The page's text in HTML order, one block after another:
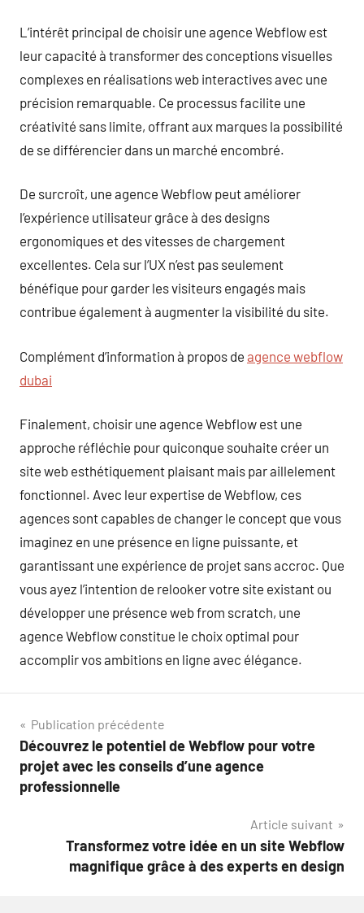
L’intérêt principal de choisir une agence Webflow est
leur capacité à transformer des conceptions visuelles
complexes en réalisations web interactives avec une
précision remarquable. Ce processus facilite une
créativité sans limite, offrant aux marques la possibilité
de se différencier dans un marché encombré.
De surcroît, une agence Webflow peut améliorer
l’expérience utilisateur grâce à des designs
ergonomiques et des vitesses de chargement
excellentes. Cela sur l’UX n’est pas seulement
bénéfique pour garder les visiteurs engagés mais
contribue également à augmenter la visibilité du site.
Complément d’information à propos de agence webflow
dubai
Finalement, choisir une agence Webflow est une
approche réfléchie pour quiconque souhaite créer un
site web esthétiquement plaisant mais par aillelement
fonctionnel. Avec leur expertise de Webflow, ces
agences sont capables de changer le concept que vous
imaginez en une présence en ligne puissante, et
garantissant une expérience de projet sans accroc. Que
vous ayez l’intention de relooker votre site existant ou
développer une présence web from scratch, une
agence Webflow constitue le choix optimal pour
accomplir vos ambitions en ligne avec élégance.
Navigation
de
l’article
Publication précédente
Découvrez le potentiel de Webflow pour votre
projet avec les conseils d’une agence
professionnelle
Article suivant
Transformez votre idée en un site Webflow
magnifique grâce à des experts en design